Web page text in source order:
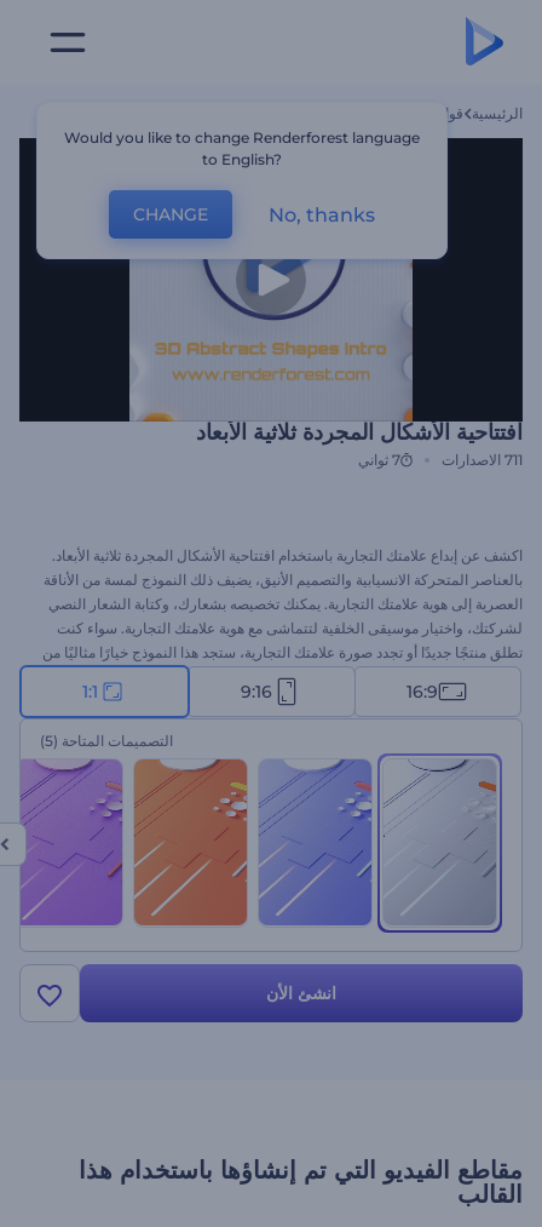
الرئيسية قوالب
افتتاحية الأشكال المجردة ثلاثية الأبعاد
711 الاصدارات 7 ثواني
اكشف عن إبداع علامتك التجارية باستخدام افتتاحية الأشكال المجردة ثلاثية الأبعاد.
بالعناصر المتحركة الانسيابية والتصميم الأنيق، يضيف ذلك النموذج لمسة من الأناقة
العصرية إلى هوية علامتك التجارية. يمكنك تخصيصه بشعارك، وكتابة الشعار النصي
لشركتك، واختيار موسيقى الخلفية لتتماشى مع هوية علامتك التجارية. سواء كنت
تطلق منتجًا جديدًا أو تجدد صورة علامتك التجارية، ستجد هذا النموذج خيارًا مثاليًا من
أجل كشف عن شعار لا ينسى. ابدأ الآن لتخوض مرحلة نجاح علامتك التجارية!
16:9
9:16
1:1
التصميمات المتاحة (5)
انشئ الأن
مقاطع الفيديو التي تم إنشاؤها باستخدام هذا
القالب
Would you like to change Renderforest language
to English?
CHANGE No, thanks